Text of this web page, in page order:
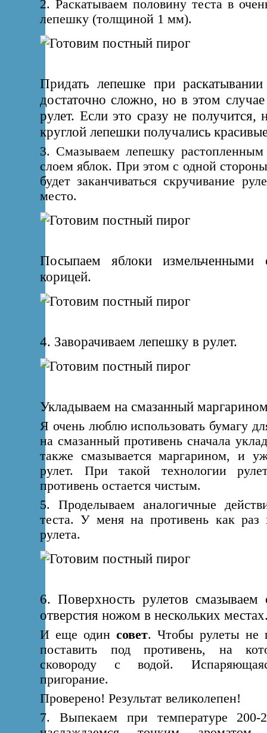
2. Раскатываем половину теста в
лепешку (толщиной 1 мм).
Придать лепешке при
достаточно сложно, но в этом случае
рулет. Если это сразу не получится,
круглой лепешки получались
3. Смазываем лепешку
слоем яблок. При этом с одной
будет заканчиваться скручивание
место.
Посыпаем яблоки
корицей.
4. Заворачиваем лепешку в рулет.
Укладываем на смазанный
Я очень люблю использовать бумагу
на смазанный противень сначала
также смазывается маргарином, и
рулет. При такой технологии
противень остается чистым.
5. Проделываем аналогичные
теста. У меня на противень как
рулета.
6. Поверхность рулетов
отверстия ножом в нескольких
И еще один совет. Чтобы рулеты не
поставить под противень, на
сковороду с водой.
пригорание.
Проверено! Результат великолепен!
7. Выпекаем при температуре 200-